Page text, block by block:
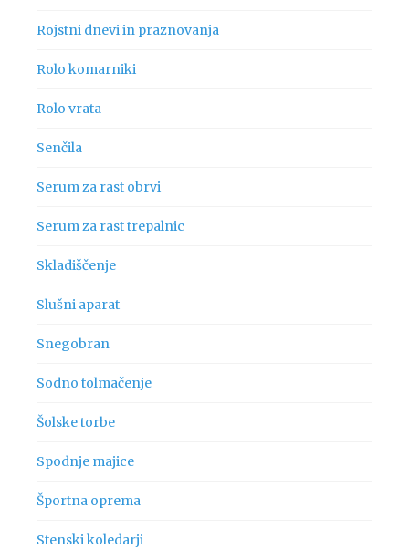
Rojstni dnevi in praznovanja
Rolo komarniki
Rolo vrata
Senčila
Serum za rast obrvi
Serum za rast trepalnic
Skladiščenje
Slušni aparat
Snegobran
Sodno tolmačenje
Šolske torbe
Spodnje majice
Športna oprema
Stenski koledarji